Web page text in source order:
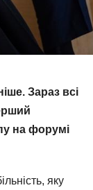
Зараз всі
на форумі
яку